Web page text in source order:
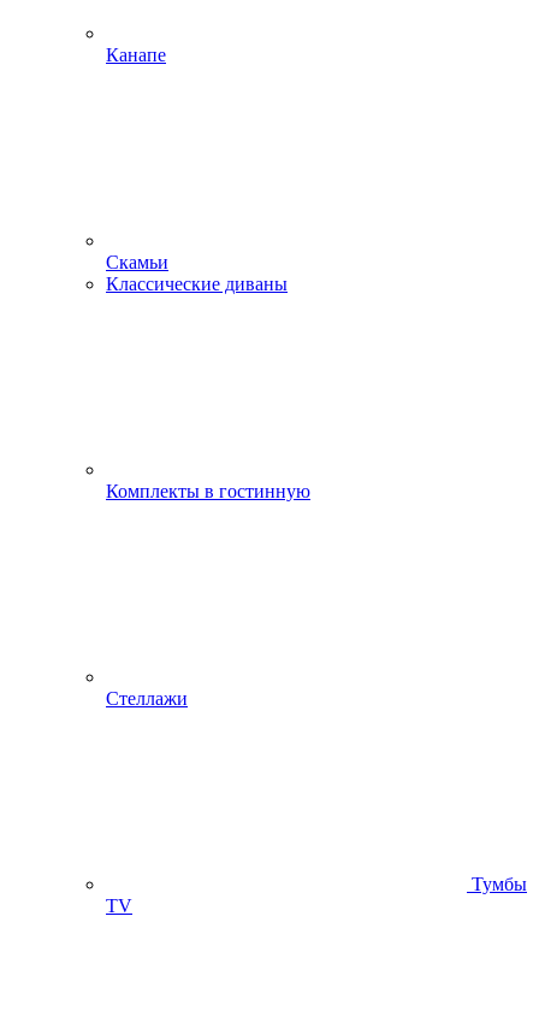
Канапе
Скамьи
Классические диваны
Комплекты в гостинную
Стеллажи
Тумбы
ТV